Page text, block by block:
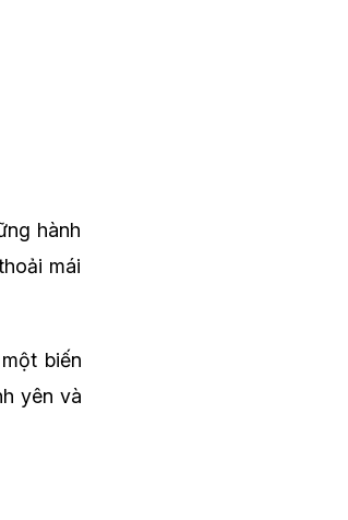
hành
mái
biến
yên và